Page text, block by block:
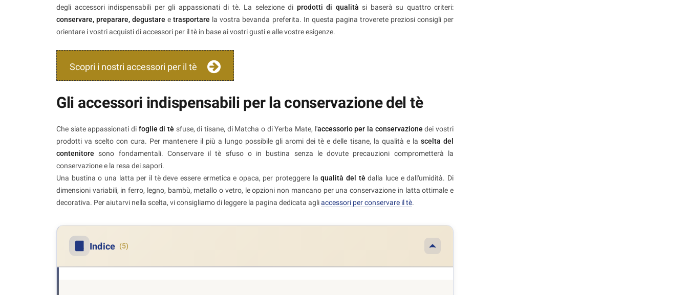
degli accessori indispensabili per gli appassionati di tè. La selezione di prodotti di qualità si baserà su quattro criteri:
conservare, preparare, degustare etrasportare la vostra bevanda preferita. In questa pagina troverete preziosi consigli per
orientare i vostri acquisti di accessori per il tè in base ai vostri gusti e alle vostre esigenze.
Scopri i nostri accessori per il tè
Gli accessori indispensabili per la conservazione del tè
Che siate appassionati di foglie di tè sfuse, di tisane, di Matcha o di Yerba Mate, l'accessorio per la conservazione dei vostri
prodotti va scelto con cura. Per mantenere il più a lungo possibile gli aromi dei tè e delle tisane, la qualità e la scelta del
contenitore sono fondamentali. Conservare il tè sfuso o in bustina senza le dovute precauzioni comprometterà la
conservazione e la resa dei sapori.
Una bustina o una latta per il tè deve essere ermetica e opaca, per proteggere laqualità del tè dalla luce e dall'umidità. Di
dimensioni variabili, in ferro, legno, bambù, metallo o vetro, le opzioni non mancano per una conservazione in latta ottimale e
decorativa. Per aiutarvi nella scelta, vi consigliamo di leggere la pagina dedicata agliaccessori per conservare il tè.
Indice (5)